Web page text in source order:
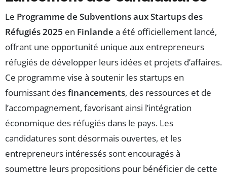
Le Programme de Subventions aux Startups des
Réfugiés 2025 en Finlande a été officiellement lancé,
offrant une opportunité unique aux entrepreneurs
réfugiés de développer leurs idées et projets d’affaires.
Ce programme vise à soutenir les startups en
fournissant desfinancements, des ressources et de
l’accompagnement, favorisant ainsi l’intégration
économique des réfugiés dans le pays. Les
candidatures sont désormais ouvertes, et les
entrepreneurs intéressés sont encouragés à
soumettre leurs propositions pour bénéficier de cette